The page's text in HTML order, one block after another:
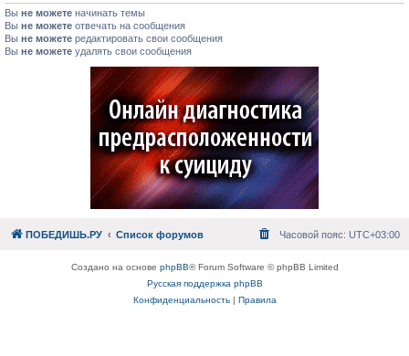
Вы не можете начинать темы
Вы не можете отвечать на сообщения
Вы не можете редактировать свои сообщения
Вы не можете удалять свои сообщения
ПОБЕДИШЬ.РУ Список форумов Часовой пояс: UTC+03:00
Создано на основе phpBB® Forum Software © phpBB Limited
Русская поддержка phpBB
Конфиденциальность| Правила